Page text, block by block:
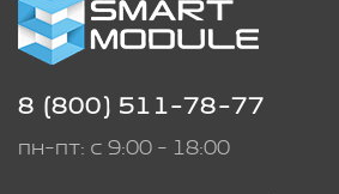
8 (800) 511-78-77
пн-пт: с 9:00 - 18:00